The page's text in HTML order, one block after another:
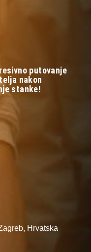
putovanje
nakon
stanke!
Hrvatska